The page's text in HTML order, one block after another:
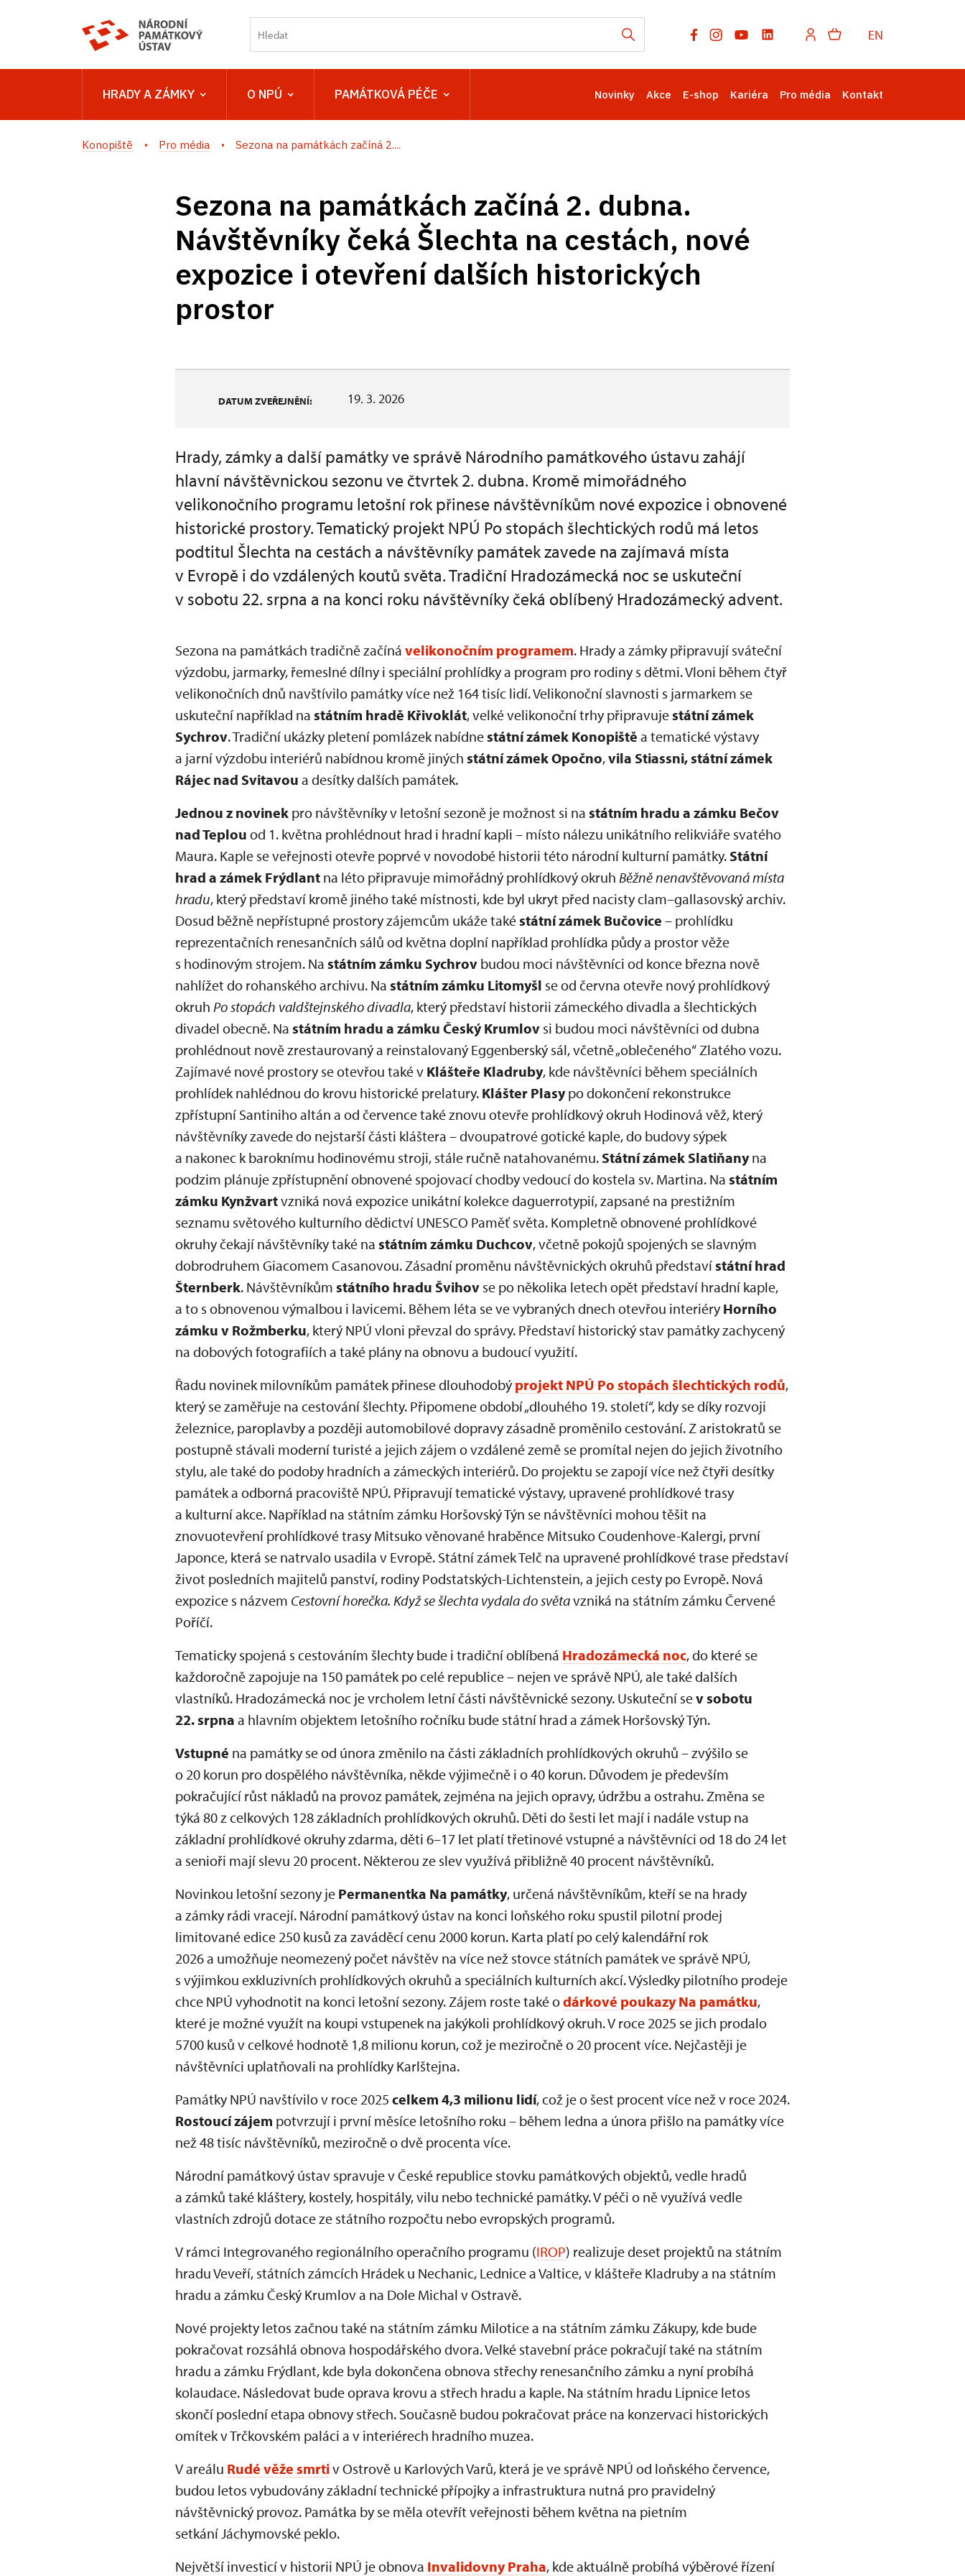
EN
HRADY A ZÁMKY O NPÚ PAMÁTKOVÁ PÉČE Novinky Akce E-shop Kariéra Pro média Kontakt
Konopiště Pro média Sezona na památkách začíná 2....
Sezona na památkách začíná 2. dubna.
Návštěvníky čeká Šlechta na cestách, nové
expozice i otevření dalších historických
prostor
DATUM ZVEŘEJNĚNÍ: 19. 3. 2026
Hrady, zámky a další památky ve správě Národního památkového ústavu zahájí
hlavní návštěvnickou sezonu ve čtvrtek 2. dubna. Kromě mimořádného
velikonočního programu letošní rok přinese návštěvníkům nové expozice i obnovené
historické prostory. Tematický projekt NPÚ Po stopách šlechtických rodů má letos
podtitul Šlechta na cestách a návštěvníky památek zavede na zajímavá místa
v Evropě i do vzdálených koutů světa. Tradiční Hradozámecká noc se uskuteční
v sobotu 22. srpna a na konci roku návštěvníky čeká oblíbený Hradozámecký advent.
Sezona na památkách tradičně začíná velikonočním programem. Hrady a zámky připravují sváteční
výzdobu, jarmarky, řemeslné dílny i speciální prohlídky a program pro rodiny s dětmi. Vloni během čtyř
velikonočních dnů navštívilo památky více než 164 tisíc lidí. Velikonoční slavnosti s jarmarkem se
uskuteční například na státním hradě Křivoklát, velké velikonoční trhy připravujestátní zámek
Sychrov. Tradiční ukázky pletení pomlázek nabídnestátní zámek Konopiště a tematické výstavy
a jarní výzdobu interiérů nabídnou kromě jiných státní zámek Opočno,vila Stiassni, státní zámek
Rájec nad Svitavou a desítky dalších památek.
Jednou z novinek pro návštěvníky v letošní sezoně je možnost si na státním hradu a zámku Bečov
nad Teplou od 1. května prohlédnout hrad i hradní kapli – místo nálezu unikátního relikviáře svatého
Maura. Kaple se veřejnosti otevře poprvé v novodobé historii této národní kulturní památky. Státní
hrad a zámek Frýdlant na léto připravuje mimořádný prohlídkový okruh Běžně nenavštěvovaná místa
hradu, který představí kromě jiného také místnosti, kde byl ukryt před nacisty clam–gallasovský archiv.
Dosud běžně nepřístupné prostory zájemcům ukáže takéstátní zámek Bučovice – prohlídku
reprezentačních renesančních sálů od května doplní například prohlídka půdy a prostor věže
s hodinovým strojem. Na státním zámku Sychrov budou moci návštěvníci od konce března nově
nahlížet do rohanského archivu. Na státním zámku Litomyšl se od června otevře nový prohlídkový
okruh Po stopách valdštejnského divadla, který představí historii zámeckého divadla a šlechtických
divadel obecně. Na státním hradu a zámku Český Krumlov si budou moci návštěvníci od dubna
prohlédnout nově zrestaurovaný a reinstalovaný Eggenberský sál, včetně „oblečeného“ Zlatého vozu.
Zajímavé nové prostory se otevřou také v Klášteře Kladruby, kde návštěvníci během speciálních
prohlídek nahlédnou do krovu historické prelatury. Klášter Plasypo dokončení rekonstrukce
zpřístupní Santiniho altán a od července také znovu otevře prohlídkový okruh Hodinová věž, který
návštěvníky zavede do nejstarší části kláštera – dvoupatrové gotické kaple, do budovy sýpek
a nakonec k baroknímu hodinovému stroji, stále ručně natahovanému. Státní zámek Slatiňanyna
podzim plánuje zpřístupnění obnovené spojovací chodby vedoucí do kostela sv. Martina. Na státním
zámku Kynžvartvzniká nová expozice unikátní kolekce daguerrotypií, zapsané na prestižním
seznamu světového kulturního dědictví UNESCO Paměť světa. Kompletně obnovené prohlídkové
okruhy čekají návštěvníky také na státním zámku Duchcov, včetně pokojů spojených se slavným
dobrodruhem Giacomem Casanovou. Zásadní proměnu návštěvnických okruhů představístátní hrad
Šternberk. Návštěvníkům státního hradu Švihov se po několika letech opět představí hradní kaple,
a to s obnovenou výmalbou i lavicemi. Během léta se ve vybraných dnech otevřou interiéry Horního
zámku v Rožmberku, který NPÚ vloni převzal do správy. Představí historický stav památky zachycený
na dobových fotografiích a také plány na obnovu a budoucí využití.
Řadu novinek milovníkům památek přinese dlouhodobý projekt NPÚ Po stopách šlechtických rodů,
který se zaměřuje na cestování šlechty. Připomene období „dlouhého 19. století“, kdy se díky rozvoji
železnice, paroplavby a později automobilové dopravy zásadně proměnilo cestování. Z aristokratů se
postupně stávali moderní turisté a jejich zájem o vzdálené země se promítal nejen do jejich životního
stylu, ale také do podoby hradních a zámeckých interiérů. Do projektu se zapojí více než čtyři desítky
památek a odborná pracoviště NPÚ. Připravují tematické výstavy, upravené prohlídkové trasy
a kulturní akce. Například na státním zámku Horšovský Týn se návštěvníci mohou těšit na
znovuotevření prohlídkové trasy Mitsuko věnované hraběnce Mitsuko Coudenhove-Kalergi, první
Japonce, která se natrvalo usadila v Evropě. Státní zámek Telč na upravené prohlídkové trase představí
život posledních majitelů panství, rodiny Podstatských-Lichtenstein, a jejich cesty po Evropě. Nová
expozice s názvem Cestovní horečka. Když se šlechta vydala do světavzniká na státním zámku Červené
Poříčí.
Tematicky spojená s cestováním šlechty bude i tradiční oblíbená Hradozámecká noc, do které se
každoročně zapojuje na 150 památek po celé republice – nejen ve správě NPÚ, ale také dalších
vlastníků. Hradozámecká noc je vrcholem letní části návštěvnické sezony. Uskuteční sev sobotu
22. srpna a hlavním objektem letošního ročníku bude státní hrad a zámek Horšovský Týn.
Vstupné na památky se od února změnilo na části základních prohlídkových okruhů – zvýšilo se
o 20 korun pro dospělého návštěvníka, někde výjimečně i o 40 korun. Důvodem je především
pokračující růst nákladů na provoz památek, zejména na jejich opravy, údržbu a ostrahu. Změna se
týká 80 z celkových 128 základních prohlídkových okruhů. Děti do šesti let mají i nadále vstup na
základní prohlídkové okruhy zdarma, děti 6–17 let platí třetinové vstupné a návštěvníci od 18 do 24 let
a senioři mají slevu 20 procent. Některou ze slev využívá přibližně 40 procent návštěvníků.
Novinkou letošní sezony je Permanentka Na památky, určená návštěvníkům, kteří se na hrady
a zámky rádi vracejí. Národní památkový ústav na konci loňského roku spustil pilotní prodej
limitované edice 250 kusů za zaváděcí cenu 2000 korun. Karta platí po celý kalendářní rok
2026 a umožňuje neomezený počet návštěv na více než stovce státních památek ve správě NPÚ,
s výjimkou exkluzivních prohlídkových okruhů a speciálních kulturních akcí. Výsledky pilotního prodeje
chce NPÚ vyhodnotit na konci letošní sezony. Zájem roste také odárkové poukazy Na památku,
které je možné využít na koupi vstupenek na jakýkoli prohlídkový okruh. V roce 2025 se jich prodalo
5700 kusů v celkové hodnotě 1,8 milionu korun, což je meziročně o 20 procent více. Nejčastěji je
návštěvníci uplatňovali na prohlídky Karlštejna.
Památky NPÚ navštívilo v roce 2025 celkem 4,3 milionu lidí, což je o šest procent více než v roce 2024.
Rostoucí zájem potvrzují i první měsíce letošního roku – během ledna a února přišlo na památky více
než 48 tisíc návštěvníků, meziročně o dvě procenta více.
Národní památkový ústav spravuje v České republice stovku památkových objektů, vedle hradů
a zámků také kláštery, kostely, hospitály, vilu nebo technické památky. V péči o ně využívá vedle
vlastních zdrojů dotace ze státního rozpočtu nebo evropských programů.
V rámci Integrovaného regionálního operačního programu (IROP) realizuje deset projektů na státním
hradu Veveří, státních zámcích Hrádek u Nechanic, Lednice a Valtice, v klášteře Kladruby a na státním
hradu a zámku Český Krumlov a na Dole Michal v Ostravě.
Nové projekty letos začnou také na státním zámku Milotice a na státním zámku Zákupy, kde bude
pokračovat rozsáhlá obnova hospodářského dvora. Velké stavební práce pokračují také na státním
hradu a zámku Frýdlant, kde byla dokončena obnova střechy renesančního zámku a nyní probíhá
kolaudace. Následovat bude oprava krovu a střech hradu a kaple. Na státním hradu Lipnice letos
skončí poslední etapa obnovy střech. Současně budou pokračovat práce na konzervaci historických
omítek v Trčkovském paláci a v interiérech hradního muzea.
V areálu Rudé věže smrtiv Ostrově u Karlových Varů, která je ve správě NPÚ od loňského července,
budou letos vybudovány základní technické přípojky a infrastruktura nutná pro pravidelný
návštěvnický provoz. Památka by se měla otevřít veřejnosti během května na pietním
setkání Jáchymovské peklo.
Největší investicí v historii NPÚ je obnova Invalidovny Praha, kde aktuálně probíhá výběrové řízení